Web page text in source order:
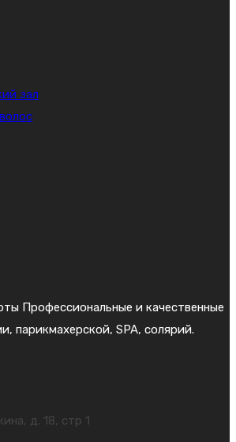
зал
Профессиональные и качественные
парикмахерской, SPA, солярий.
д. 18, стр 1